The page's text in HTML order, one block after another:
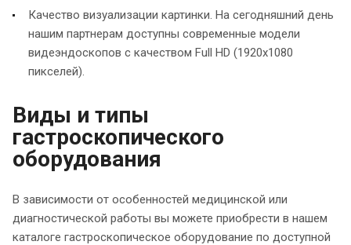
Качество визуализации картинки. На сегодняшний день
нашим партнерам доступны современные модели
видеэндоскопов с качеством Full HD (1920x1080
пикселей).
Виды и типы
гастроскопического
оборудования
В зависимости от особенностей медицинской или
диагностической работы вы можете приобрести в нашем
каталоге гастроскопическое оборудование по доступной